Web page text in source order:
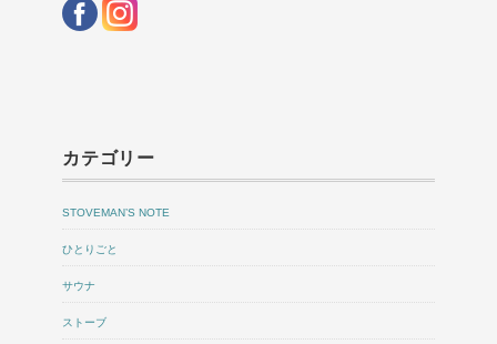
カテゴリー
STOVEMAN’S NOTE
ひとりごと
サウナ
ストーブ